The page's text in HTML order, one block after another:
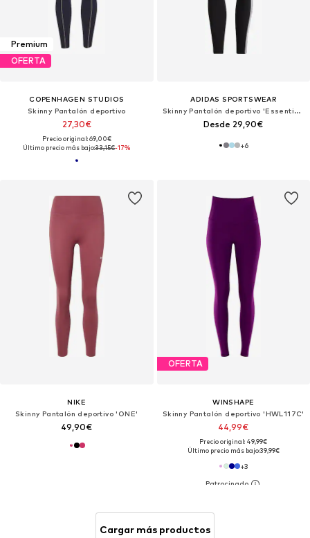
Premium
OFERTA
COPENHAGEN STUDIOS
Skinny Pantalón deportivo
27,30€
Precio original: 69,00€
Último precio más bajo:33,15€-17%
ADIDAS SPORTSWEAR
Skinny Pantalón deportivo 'Essentials'
Desde 29,90€
+6
NIKE
Skinny Pantalón deportivo 'ONE'
49,90€
OFERTA
WINSHAPE
Skinny Pantalón deportivo 'HWL117C'
44,99€
Precio original: 49,99€
Último precio más bajo:39,99€
+3
Cargar más productos